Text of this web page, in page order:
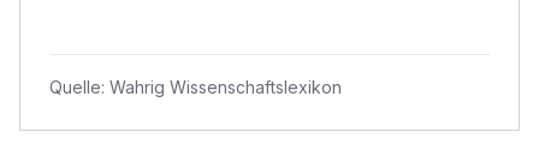
Quelle: Wahrig Wissenschaftslexikon